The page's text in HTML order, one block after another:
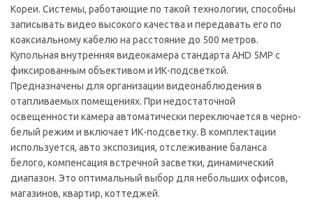
Кореи. Системы, работающие по такой технологии, способны
записывать видео высокого качества и передавать его по
коаксиальному кабелю на расстояние до 500 метров.
Купольная внутренняя видеокамера стандарта AHD 5МР с
фиксированным объективом и ИК-подсветкой.
Предназначены для организации видеонаблюдения в
отапливаемых помещениях. При недостаточной
освещенности камера автоматически переключается в черно-
белый режим и включает ИК-подсветку. В комплектации
используется, авто экспозиция, отслеживание баланса
белого, компенсация встречной засветки, динамический
диапазон. Это оптимальный выбор для небольших офисов,
магазинов, квартир, коттеджей.